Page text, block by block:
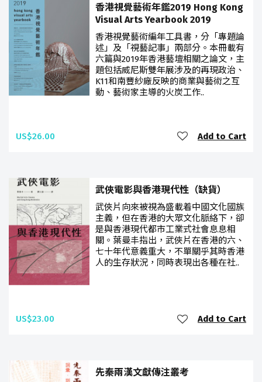
香港視覺藝術年鑑2019 Hong Kong
Visual Arts Yearbook 2019
香港視覺藝術編年工具書，分「專題論
述」及「視藝記事」兩部分。本冊載有
六篇與2019年香港藝壇相關之論文，主
題包括威尼斯雙年展涉及的再現政治、
K11和南豐紗廠反映的商業與藝術之互
動、藝術家主導的火炭工作..
US$26.00 Add to Cart
武俠電影與香港現代性（缺貨）
武俠片向來被視為盛載着中國文化國族
主義，但在香港的大眾文化脈絡下，卻
是與香港現代都市工業式社會息息相
關。葉曼丰指出，武俠片在香港的六、
七十年代意義重大，不單關乎其時香港
人的生存狀況，同時表現出各種在社..
US$23.00 Add to Cart
先秦兩漢文獻傳注叢考